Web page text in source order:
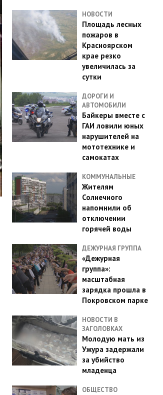
НОВОСТИ
Площадь лесных
пожаров в
Красноярском
крае резко
увеличилась за
сутки
ДОРОГИ И
АВТОМОБИЛИ
Байкеры вместе с
ГАИ ловили юных
нарушителей на
мототехнике и
самокатах
КОММУНАЛЬНЫЕ
Жителям
Солнечного
напомнили об
отключении
горячей воды
ДЕЖУРНАЯ ГРУППА
«Дежурная
группа»:
масштабная
зарядка прошла в
Покровском парке
НОВОСТИ В
ЗАГОЛОВКАХ
Молодую мать из
Ужура задержали
за убийство
младенца
ОБЩЕСТВО